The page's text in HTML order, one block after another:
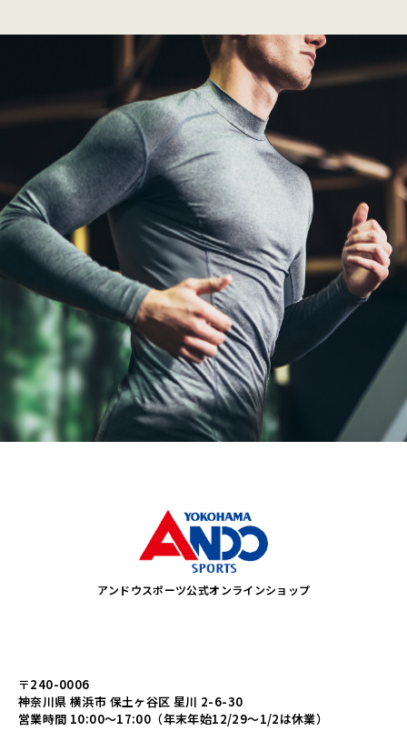
アンドウスポーツ公式オンラインショップ
〒240-0006
神奈川県 横浜市 保土ヶ谷区 星川 2-6-30
営業時間 10:00～17:00（年末年始12/29～1/2は休業）